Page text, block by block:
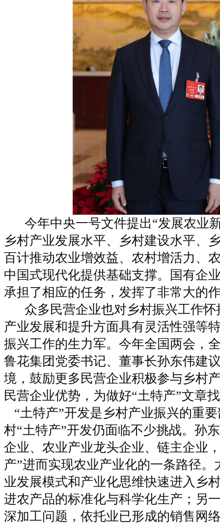
今年中央一号文件提出“发展农业
乡村产业发展水平、乡村建设水平、
百计推动农业增效益、农村增活力、
中国式现代化提供基础支撑。
国有企
承担了相应的任务，发挥了非常大的
众多民营企业也对乡村振兴工作怀
产业发展和提升方面具有灵活性强等
振兴工作的生力军。 今年全国两会，
鲁花集团党委书记、董事长孙东伟建
境，鼓励更多民营企业积极参与乡村
民营企业优势，为做好“土特产”文章
“土特产”开发是乡村产业振兴的重
村“土特产”开发仍面临不少挑战。孙
企业、农业产业龙头企业、链主企业
产”进而实现农业产业化的一条路径。
业发展模式和产业化思维快速进入乡
进农产品的标准化与科学化生产；另
深加工问题，依托业已形成的销售网